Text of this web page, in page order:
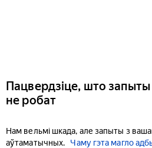
Пацвердзіце, што запыты
не робат
Нам вельмі шкада, але запыты з
аўтаматычных.
Чаму гэта магло